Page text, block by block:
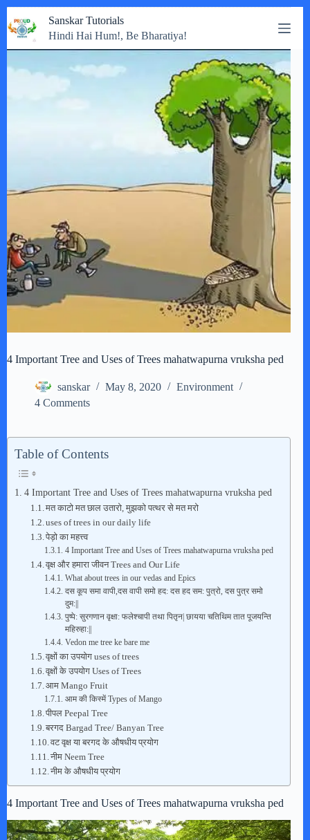
to
content
Sanskar Tutorials
Hindi Hai Hum!, Be Bharatiya!
4 Important Tree and Uses of Trees mahatwapurna vruksha ped
sanskar May 8, 2020
Environment
4 Comments
Table of Contents
4 Important Tree and Uses of Trees mahatwapurna vruksha ped
मत काटो मत छाल उतारो, मुझको पत्थर से मत मरो
uses of trees in our daily life
पेड़ो का महत्त्व
4 Important Tree and Uses of Trees mahatwapurna vruksha ped
वृक्ष और हमारा जीवन Trees and Our Life
What about trees in our vedas and Epics
दस कूप समा वापी,दस वापी समो हद: दस हद सम: पुत्रो, दस पुत्र समो
दुम:||
पुष्पे: सुरगणान वृक्षा: फलेश्चापी तथा पितृन| छायया चतिथिम तात पूजयन्ति
महिरुहा:||
Vedon me tree ke bare me
वृक्षों का उपयोग uses of trees
वृक्षों के उपयोग Uses of Trees
आम Mango Fruit
आम की किस्में Types of Mango
पीपल Peepal Tree
बरगद Bargad Tree/ Banyan Tree
वट वृक्ष या बरगद के औषधीय प्रयोग
नीम Neem Tree
नीम के औषधीय प्रयोग
4 Important Tree and Uses of Trees mahatwapurna vruksha ped